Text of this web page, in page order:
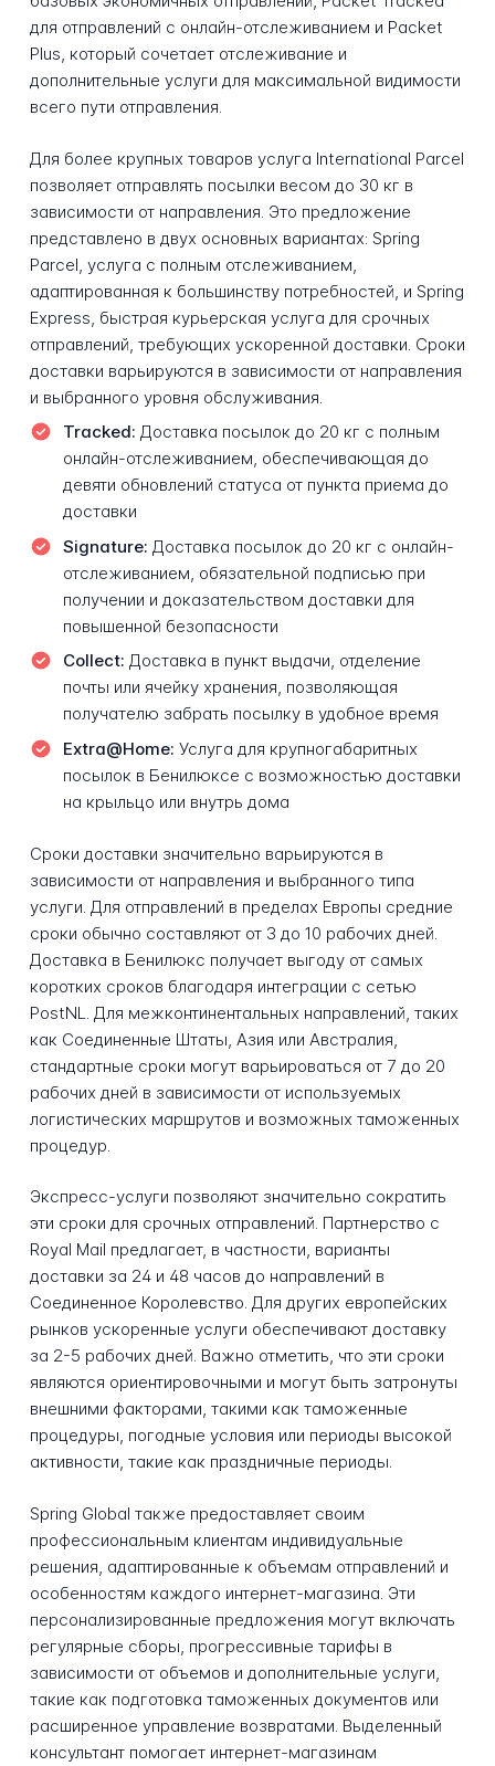
для отправлений с онлайн-отслеживанием и Packet
Plus, который сочетает отслеживание и
дополнительные услуги для максимальной видимости
всего пути отправления.
Для более крупных товаров услуга International Parcel
позволяет отправлять посылки весом до 30 кг в
зависимости от направления. Это предложение
представлено в двух основных вариантах: Spring
Parcel, услуга с полным отслеживанием,
адаптированная к большинству потребностей, и Spring
Express, быстрая курьерская услуга для срочных
отправлений, требующих ускоренной доставки. Сроки
доставки варьируются в зависимости от направления
и выбранного уровня обслуживания.
Tracked: Доставка посылок до 20 кг с полным
онлайн-отслеживанием, обеспечивающая до
девяти обновлений статуса от пункта приема до
доставки
Signature: Доставка посылок до 20 кг с онлайн-
отслеживанием, обязательной подписью при
получении и доказательством доставки для
повышенной безопасности
Collect: Доставка в пункт выдачи, отделение
почты или ячейку хранения, позволяющая
получателю забрать посылку в удобное время
Extra@Home: Услуга для крупногабаритных
посылок в Бенилюксе с возможностью доставки
на крыльцо или внутрь дома
Сроки доставки значительно варьируются в
зависимости от направления и выбранного типа
услуги. Для отправлений в пределах Европы средние
сроки обычно составляют от 3 до 10 рабочих дней.
Доставка в Бенилюкс получает выгоду от самых
коротких сроков благодаря интеграции с сетью
PostNL. Для межконтинентальных направлений, таких
как Соединенные Штаты, Азия или Австралия,
стандартные сроки могут варьироваться от 7 до 20
рабочих дней в зависимости от используемых
логистических маршрутов и возможных таможенных
процедур.
Экспресс-услуги позволяют значительно сократить
эти сроки для срочных отправлений. Партнерство с
Royal Mail предлагает, в частности, варианты
доставки за 24 и 48 часов до направлений в
Соединенное Королевство. Для других европейских
рынков ускоренные услуги обеспечивают доставку
за 2-5 рабочих дней. Важно отметить, что эти сроки
являются ориентировочными и могут быть затронуты
внешними факторами, такими как таможенные
процедуры, погодные условия или периоды высокой
активности, такие как праздничные периоды.
Spring Global также предоставляет своим
профессиональным клиентам индивидуальные
решения, адаптированные к объемам отправлений и
особенностям каждого интернет-магазина. Эти
персонализированные предложения могут включать
регулярные сборы, прогрессивные тарифы в
зависимости от объемов и дополнительные услуги,
такие как подготовка таможенных документов или
расширенное управление возвратами. Выделенный
консультант помогает интернет-магазинам